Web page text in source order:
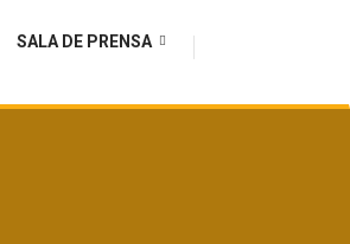
SALA DE PRENSA